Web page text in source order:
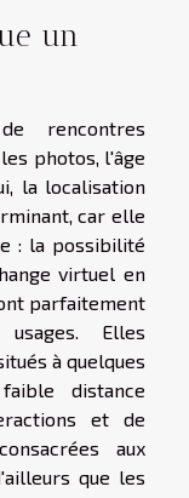
un
rencontres
photos, l'âge
la localisation
car elle
: la possibilité
virtuel en
parfaitement
Elles
à quelques
distance
et de
aux
que les